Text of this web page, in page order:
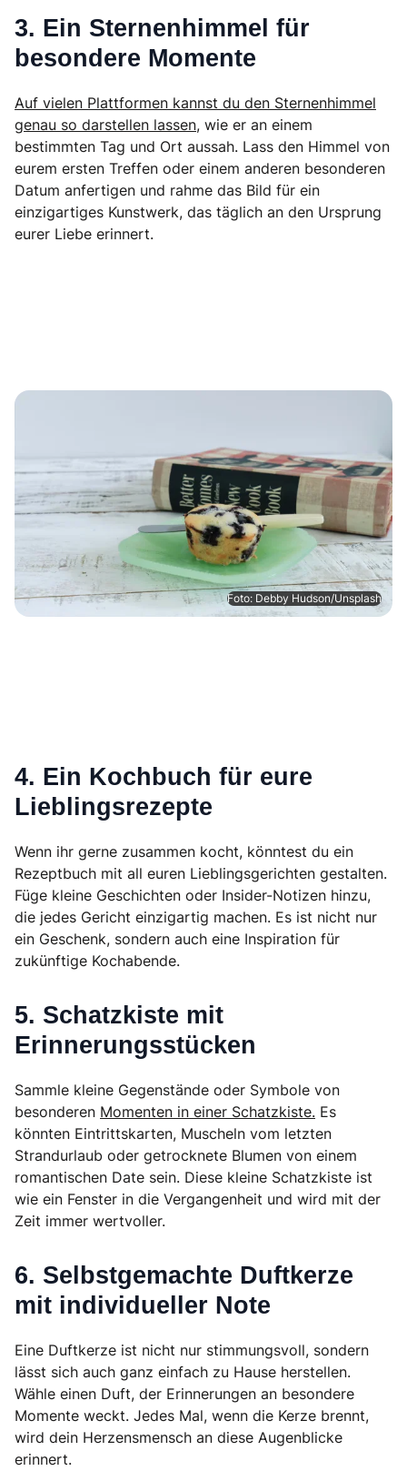
3. Ein Sternenhimmel für
besondere Momente
Auf vielen Plattformen kannst du den Sternenhimmel
genau so darstellen lassen, wie er an einem
bestimmten Tag und Ort aussah. Lass den Himmel von
eurem ersten Treffen oder einem anderen besonderen
Datum anfertigen und rahme das Bild für ein
einzigartiges Kunstwerk, das täglich an den Ursprung
eurer Liebe erinnert.
Foto: Debby Hudson/Unsplash
4. Ein Kochbuch für eure
Lieblingsrezepte
Wenn ihr gerne zusammen kocht, könntest du ein
Rezeptbuch mit all euren Lieblingsgerichten gestalten.
Füge kleine Geschichten oder Insider-Notizen hinzu,
die jedes Gericht einzigartig machen. Es ist nicht nur
ein Geschenk, sondern auch eine Inspiration für
zukünftige Kochabende.
5. Schatzkiste mit
Erinnerungsstücken
Sammle kleine Gegenstände oder Symbole von
besonderen Momenten in einer Schatzkiste. Es
könnten Eintrittskarten, Muscheln vom letzten
Strandurlaub oder getrocknete Blumen von einem
romantischen Date sein. Diese kleine Schatzkiste ist
wie ein Fenster in die Vergangenheit und wird mit der
Zeit immer wertvoller.
6. Selbstgemachte Duftkerze
mit individueller Note
Eine Duftkerze ist nicht nur stimmungsvoll, sondern
lässt sich auch ganz einfach zu Hause herstellen.
Wähle einen Duft, der Erinnerungen an besondere
Momente weckt. Jedes Mal, wenn die Kerze brennt,
wird dein Herzensmensch an diese Augenblicke
erinnert.